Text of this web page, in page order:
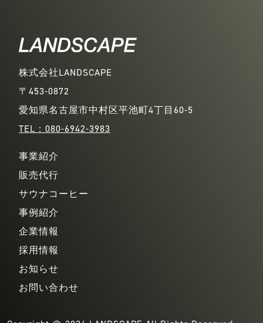
株式会社LANDSCAPE
〒453-0872
愛知県名古屋市中村区平池町4丁目60-5
TEL：080-6942-3983
事業紹介
販売代行
サウナコーヒー
事例紹介
企業情報
採用情報
お知らせ
お問い合わせ